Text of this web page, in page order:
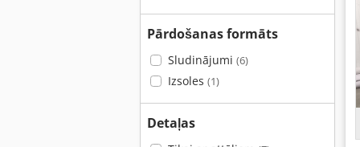
Pārdošanas formāts
Sludinājumi (6)
Izsoles (1)
Detaļas